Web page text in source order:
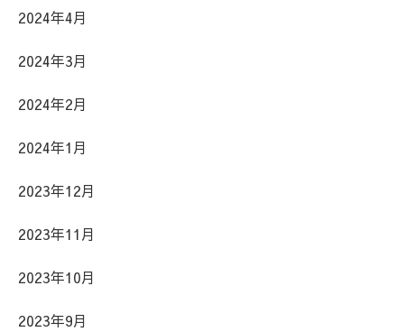
2024年4月
2024年3月
2024年2月
2024年1月
2023年12月
2023年11月
2023年10月
2023年9月